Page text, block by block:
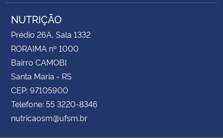
NUTRIÇÃO
Prédio 26A, Sala 1332
RORAIMA nº 1000
Bairro CAMOBI
Santa Maria - RS
CEP: 97105900
Telefone: 55 3220-8346
nutricaosm@ufsm.br